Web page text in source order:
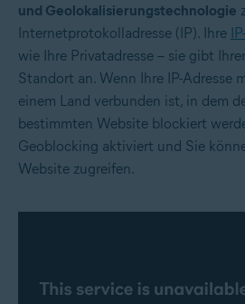
und Geolokalisierungstechnologie
Internetprotokolladresse (IP). Ihre
wie Ihre Privatadresse – sie gibt
Standort an. Wenn Ihre IP-Adresse
einem Land verbunden ist, in dem
bestimmten Website blockiert
Geoblocking aktiviert und Sie
Website zugreifen.